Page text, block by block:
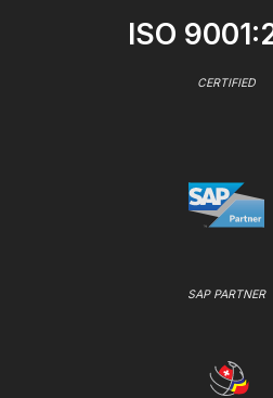
ISO
CERTIFIED
SAP PARTNER